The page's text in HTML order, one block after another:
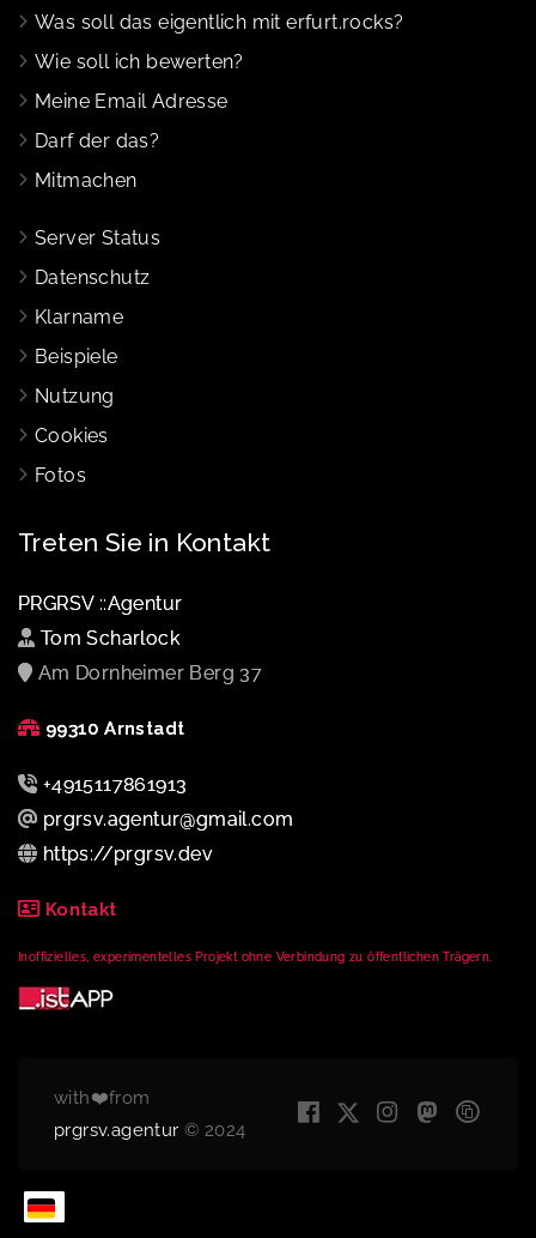
Was soll das eigentlich mit erfurt.rocks?
Wie soll ich bewerten?
Meine Email Adresse
Darf der das?
Mitmachen
Server Status
Datenschutz
Klarname
Beispiele
Nutzung
Cookies
Fotos
Treten Sie in Kontakt
PRGRSV ::Agentur
Tom Scharlock
Am Dornheimer Berg 37
99310 Arnstadt
+4915117861913
prgrsv.agentur@gmail.com
https://prgrsv.dev
Kontakt
Inoffizielles, experimentelles Projekt ohne Verbindung zu öffentlichen Trägern.
with❤️from
prgrsv.agentur © 2024